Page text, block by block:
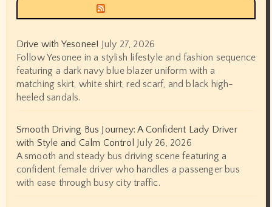
Drive with Yesonee! July 27, 2026
Follow Yesonee in a stylish lifestyle and fashion sequence
featuring a dark navy blue blazer uniform with a
matching skirt, white shirt, red scarf, and black high-
heeled sandals.
Smooth Driving Bus Journey: A Confident Lady Driver
with Style and Calm Control July 26, 2026
A smooth and steady bus driving scene featuring a
confident female driver who handles a passenger bus
with ease through busy city traffic.